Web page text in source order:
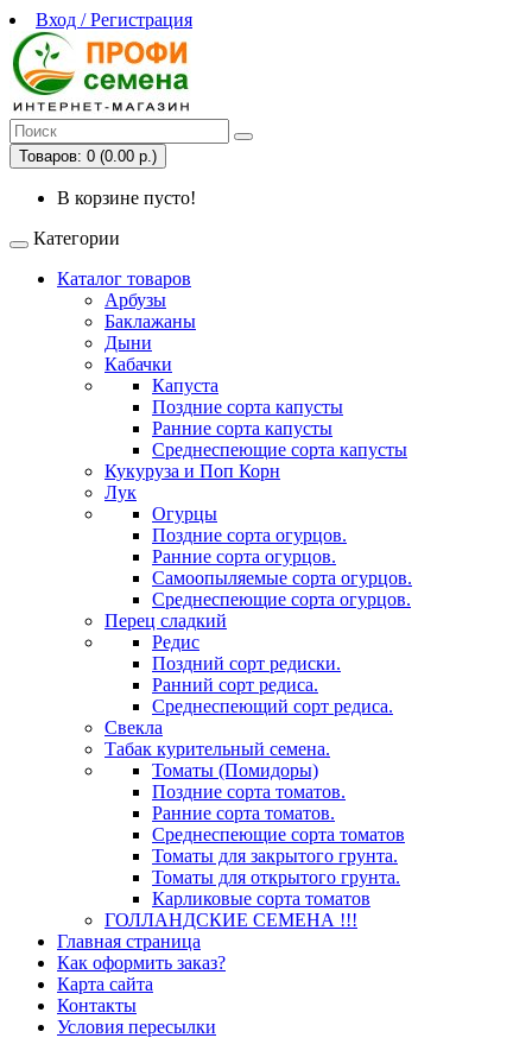
Вход / Регистрация
Товаров: 0 (0.00 р.)
В корзине пусто!
Категории
Каталог товаров
Арбузы
Баклажаны
Дыни
Кабачки
Капуста
Поздние сорта капусты
Ранние сорта капусты
Среднеспеющие сорта капусты
Кукуруза и Поп Корн
Лук
Огурцы
Поздние сорта огурцов.
Ранние сорта огурцов.
Самоопыляемые сорта огурцов.
Среднеспеющие сорта огурцов.
Перец сладкий
Редис
Поздний сорт редиски.
Ранний сорт редиса.
Среднеспеющий сорт редиса.
Свекла
Табак курительный семена.
Томаты (Помидоры)
Поздние сорта томатов.
Ранние сорта томатов.
Среднеспеющие сорта томатов
Томаты для закрытого грунта.
Томаты для открытого грунта.
Карликовые сорта томатов
ГОЛЛАНДСКИЕ СЕМЕНА !!!
Главная страница
Как оформить заказ?
Карта сайта
Контакты
Условия пересылки